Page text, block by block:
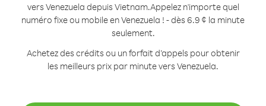
vers Venezuela depuis Vietnam.Appelez n'importe quel
numéro fixe ou mobile en Venezuela ! - dès 6.9 ¢ la minute
seulement.
Achetez des crédits ou un forfait d’appels pour obtenir
les meilleurs prix par minute vers Venezuela.